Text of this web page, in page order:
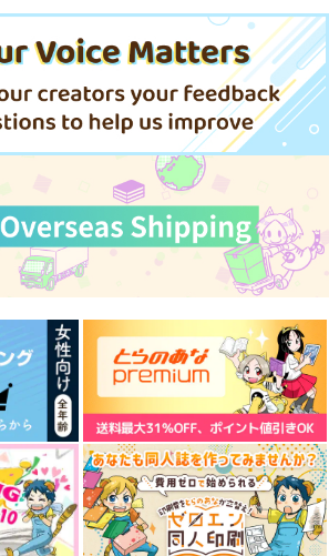
550円（税込）
鳴海弦×保科宗四郎
ュ とらふゆ結婚アン
あま酒幼女
円（税込）
羽宮一虎×松野千冬
サンプル
夏祭りありがとうのほ
ん。
SAKULATTE.
夏五宇宙アンソロジー
【AREA:725】
地獄ドライブ